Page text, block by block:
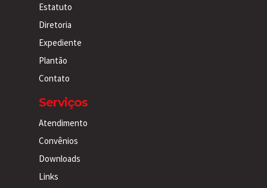
Estatuto
Diretoria
Expediente
Plantão
Contato
Serviços
Atendimento
Convênios
Downloads
Links